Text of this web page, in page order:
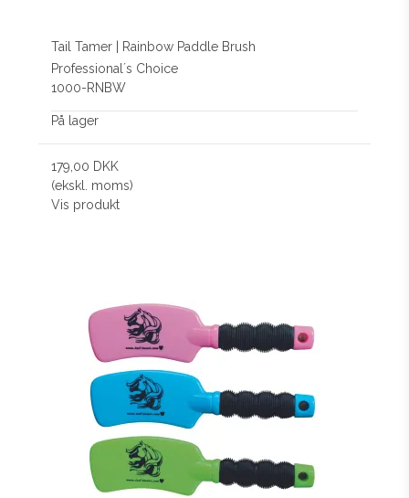
Tail Tamer | Rainbow Paddle Brush
Professional´s Choice
1000-RNBW
På lager
179,00 DKK
(ekskl. moms)
Vis produkt